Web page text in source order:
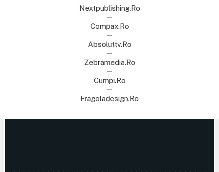
Nextpublishing.ro
Compax.ro
Absoluttv.ro
Zebramedia.ro
Cumpi.ro
Fragoladesign.ro